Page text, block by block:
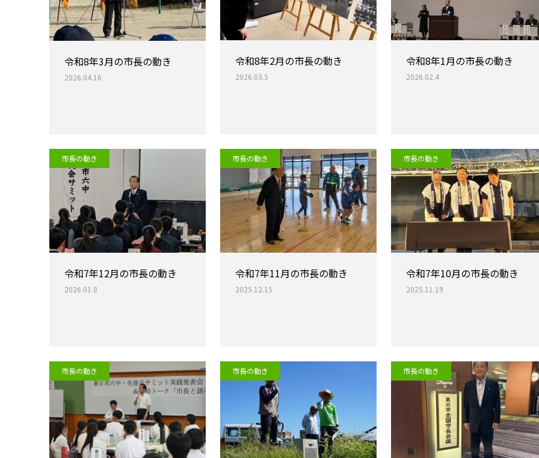
令和8年3月の市長の動き
2026.04.16
令和8年2月の市長の動き
2026.03.5
令和8年1月の市長の動き
2026.02.4
市長の動き
令和7年12月の市長の動き
2026.01.8
市長の動き
令和7年11月の市長の動き
2025.12.15
市長の動き
令和7年10月の市長の動き
2025.11.19
市長の動き 市長の動き 市長の動き